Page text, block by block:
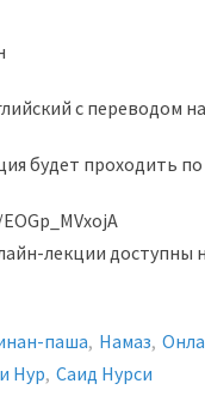
с переводом
будет проходить по
лекции доступны
паша, Намаз,
Нур, Саид Нурси